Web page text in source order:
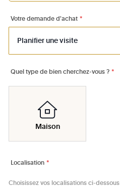
Votre demande d'achat *
Quel type de bien cherchez-vous ? *
Maison
Localisation *
Choisissez vos localisations ci-dessous